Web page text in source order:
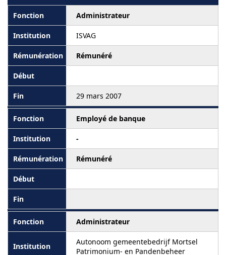
Administrateur
ISVAG
Rémunéré
29 mars 2007
Employé de banque
-
Rémunéré
Administrateur
Autonoom gemeentebedrijf Mortsel
Patrimonium- en Pandenbeheer